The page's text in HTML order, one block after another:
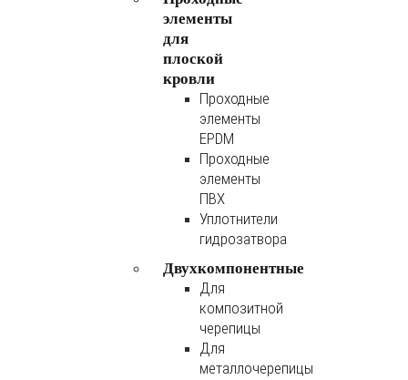
элементы
для
плоской
кровли
Проходные
элементы
EPDM
Проходные
элементы
ПВХ
Уплотнители
гидрозатвора
Двухкомпонентные
Для
композитной
черепицы
Для
металлочерепицы